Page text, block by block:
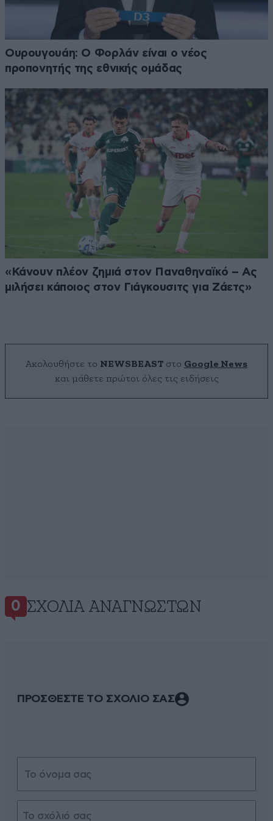
Ουρουγουάη: Ο Φορλάν είναι ο νέος
προπονητής της εθνικής ομάδας
«Κάνουν πλέον ζημιά στον Παναθηναϊκό – Ας
μιλήσει κάποιος στον Γιάγκουσιτς για Ζάετς»
Ακολουθήστε το NEWSBEAST στο Google News
και μάθετε πρώτοι όλες τις ειδήσεις
0 ΣΧΌΛΙΑ ΑΝΑΓΝΩΣΤΏΝ
ΠΡΟΣΘΕΣΤΕ ΤΟ ΣΧΟΛΙΟ ΣΑΣ